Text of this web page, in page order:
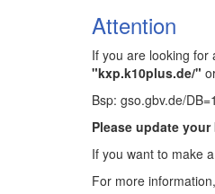
Attention
If you are looking for
"kxp.k10plus.de/"
Bsp: gso.gbv.de/
Please update
If you want to make
For more